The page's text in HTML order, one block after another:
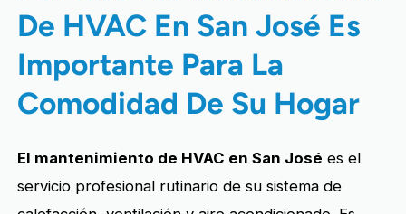
De HVAC En San José Es
Importante Para La
Comodidad De Su Hogar
El mantenimiento de HVAC en San José es el
servicio profesional rutinario de su sistema de